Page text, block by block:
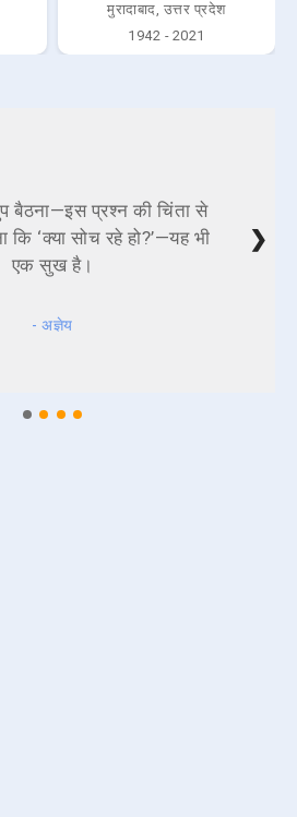
मुरादाबाद, उत्तर प्रदेश
1942 - 2021
बैठना—इस प्रश्न की चिंता से
कि ‘क्या सोच रहे हो?’—यह भी
एक सुख है।
- अज्ञेय
❯